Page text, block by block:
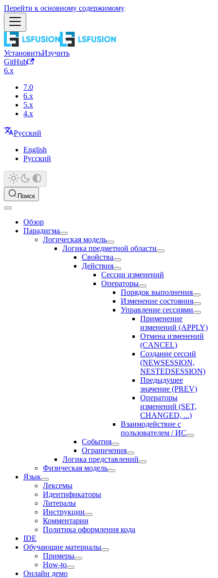
Перейти к основному содержимому
УстановитьИзучить
GitHub
6.x
7.0
6.x
5.x
4.x
Русский
English
Русский
Поиск
Обзор
Парадигма
Логическая модель
Логика предметной области
Свойства
Действия
Сессии изменений
Оператоpы
Порядок выполнения
Изменение состояния
Управление сессиями
Применение
изменений (APPLY)
Отмена изменений
(CANCEL)
Создание сессий
(NEWSESSION,
NESTEDSESSION)
Предыдущее
значение (PREV)
Операторы
изменений (SET,
CHANGED, ...)
Взаимодействие с
пользователем / ИС
События
Ограничения
Логика представлений
Физическая модель
Язык
Лексемы
Идентификаторы
Литералы
Инструкции
Комментарии
Политика оформления кода
IDE
Обучающие материалы
Примеры
How-to
Онлайн демо